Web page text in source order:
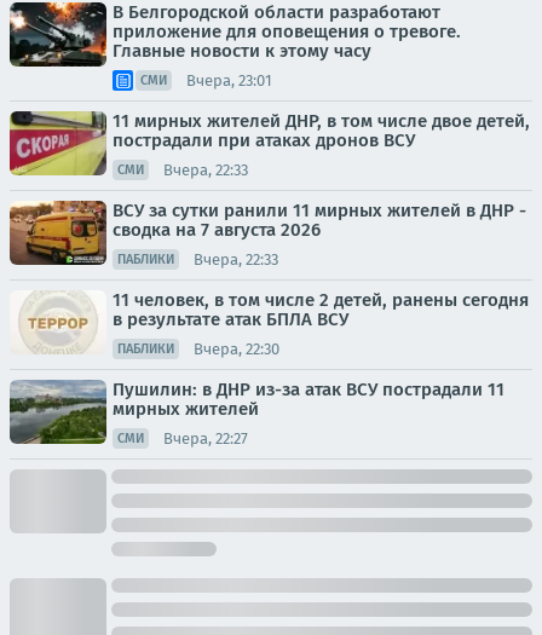
В Белгородской области разработают
приложение для оповещения о тревоге.
Главные новости к этому часу
СМИ Вчера, 23:01
11 мирных жителей ДНР, в том числе двое детей,
пострадали при атаках дронов ВСУ
СМИ Вчера, 22:33
ВСУ за сутки ранили 11 мирных жителей в ДНР -
сводка на 7 августа 2026
ПАБЛИКИ Вчера, 22:33
11 человек, в том числе 2 детей, ранены сегодня
в результате атак БПЛА ВСУ
ПАБЛИКИ Вчера, 22:30
Пушилин: в ДНР из-за атак ВСУ пострадали 11
мирных жителей
СМИ Вчера, 22:27